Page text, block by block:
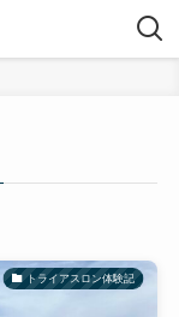
トライアスロン体験記